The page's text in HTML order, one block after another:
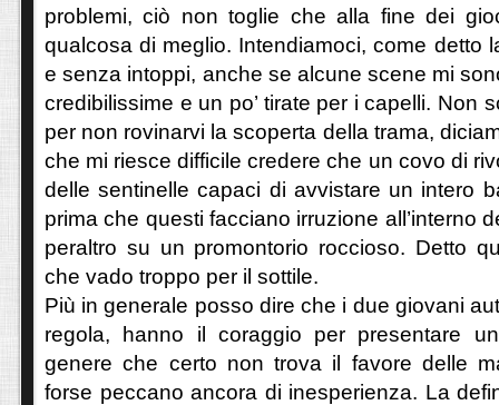
problemi, ciò non toglie che alla fine dei
qualcosa di meglio. Intendiamoci, come detto
e senza intoppi, anche se alcune scene mi
credibilissime e un po’ tirate per i capelli. Non
per non rovinarvi la scoperta della trama,
che mi riesce difficile credere che un covo di
delle sentinelle capaci di avvistare un intero
prima che questi facciano irruzione all’interno
peraltro su un promontorio roccioso. Detto
che vado troppo per il sottile.
Più in generale posso dire che i due giovani
regola, hanno il coraggio per presentare
genere che certo non trova il favore delle
forse peccano ancora di inesperienza. La